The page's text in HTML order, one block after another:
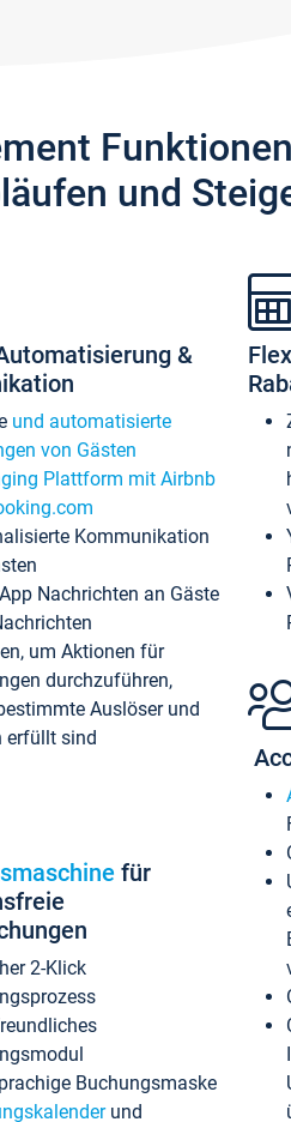
und
&
und automatisierte
von Gästen
Plattform mit Airbnb
Kommunikation
Nachrichten an Gäste
um Aktionen für
durchzuführen,
Auslöser und
erfüllt sind
für
2-Klick
Buchungsmaske
und